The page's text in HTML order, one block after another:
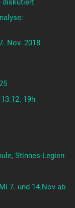
diskutiert
Nov. 2018
19h
Stinnes-Legien
7. und 14.Nov ab